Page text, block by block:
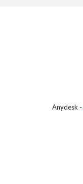
Anydesk -